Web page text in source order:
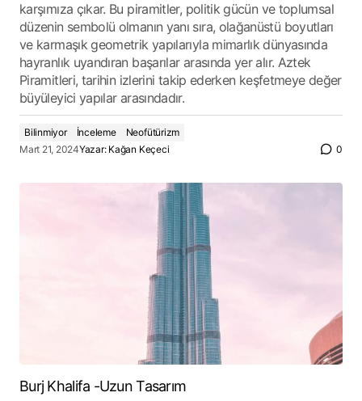
karşımıza çıkar. Bu piramitler, politik gücün ve toplumsal
düzenin sembolü olmanın yanı sıra, olağanüstü boyutları
ve karmaşık geometrik yapılarıyla mimarlık dünyasında
hayranlık uyandıran başarılar arasında yer alır. Aztek
Piramitleri, tarihin izlerini takip ederken keşfetmeye değer
büyüleyici yapılar arasındadır.
Bilinmiyor İnceleme
Neofütürizm
Mart 21, 2024Yazar: Kağan Keçeci 0
Burj Khalifa -Uzun Tasarım